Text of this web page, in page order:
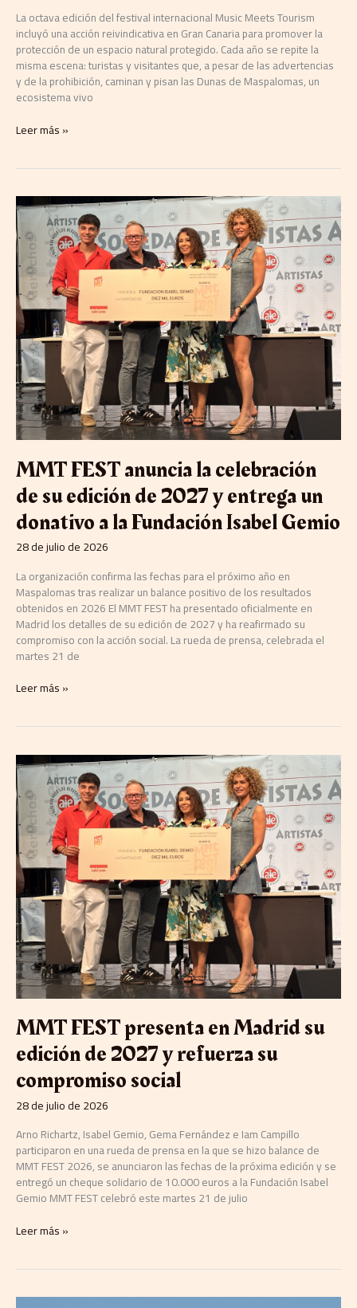
La octava edición del festival internacional Music Meets Tourism
incluyó una acción reivindicativa en Gran Canaria para promover la
protección de un espacio natural protegido. Cada año se repite la
misma escena: turistas y visitantes que, a pesar de las advertencias
y de la prohibición, caminan y pisan las Dunas de Maspalomas, un
ecosistema vivo
Leer más »
MMT FEST anuncia la celebración
de su edición de 2027 y entrega un
donativo a la Fundación Isabel Gemio
28 de julio de 2026
La organización confirma las fechas para el próximo año en
Maspalomas tras realizar un balance positivo de los resultados
obtenidos en 2026 El MMT FEST ha presentado oficialmente en
Madrid los detalles de su edición de 2027 y ha reafirmado su
compromiso con la acción social. La rueda de prensa, celebrada el
martes 21 de
MMT
FEST
anuncia
la
celebración
de
su
edición
de
2027
y
entrega
un
donativo
a
la
Fundación
Isabel
Gemio
Leer más »
MMT FEST presenta en Madrid su
edición de 2027 y refuerza su
compromiso social
28 de julio de 2026
Arno Richartz, Isabel Gemio, Gema Fernández e Iam Campillo
participaron en una rueda de prensa en la que se hizo balance de
MMT FEST 2026, se anunciaron las fechas de la próxima edición y se
entregó un cheque solidario de 10.000 euros a la Fundación Isabel
Gemio MMT FEST celebró este martes 21 de julio
MMT
FEST
presenta
en
Madrid
su
edición
de
2027
y
refuerza
su
compromiso
social
Leer más »